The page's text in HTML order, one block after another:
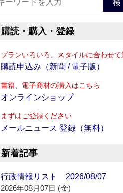
購読・購入・登録
プランいろいろ、スタイルに合わせて
購読申込み（新聞 / 電子版）
書籍、電子商材の購入はこちら
オンラインショップ
まずはご登録ください
メールニュース 登録（無料）
新着記事
行政情報リスト 2026/08/07
2026年08月07日 (金)